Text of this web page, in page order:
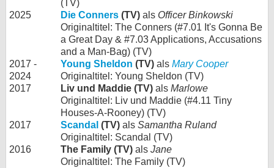
(TV)
2025
Die Conners (TV) als Officer Binkowski
Originaltitel: The Conners (#7.01 It's Gonna Be
a Great Day & #7.03 Applications, Accusations
and a Man-Bag) (TV)
2017 -
2024
Young Sheldon (TV) als Mary Cooper
Originaltitel: Young Sheldon (TV)
2017
Liv und Maddie (TV) als Marlowe
Originaltitel: Liv und Maddie (#4.11 Tiny
Houses-A-Rooney) (TV)
2017
Scandal (TV) als Samantha Ruland
Originaltitel: Scandal (TV)
2016
The Family (TV) als Jane
Originaltitel: The Family (TV)